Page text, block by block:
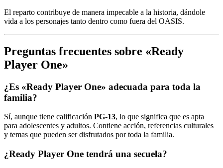
El reparto contribuye de manera impecable a la historia, dándole
vida a los personajes tanto dentro como fuera del OASIS.
Preguntas frecuentes sobre «Ready
Player One»
¿Es «Ready Player One» adecuada para toda la
familia?
Sí, aunque tiene calificación PG-13, lo que significa que es apta
para adolescentes y adultos. Contiene acción, referencias culturales
y temas que pueden ser disfrutados por toda la familia.
¿Ready Player One tendrá una secuela?